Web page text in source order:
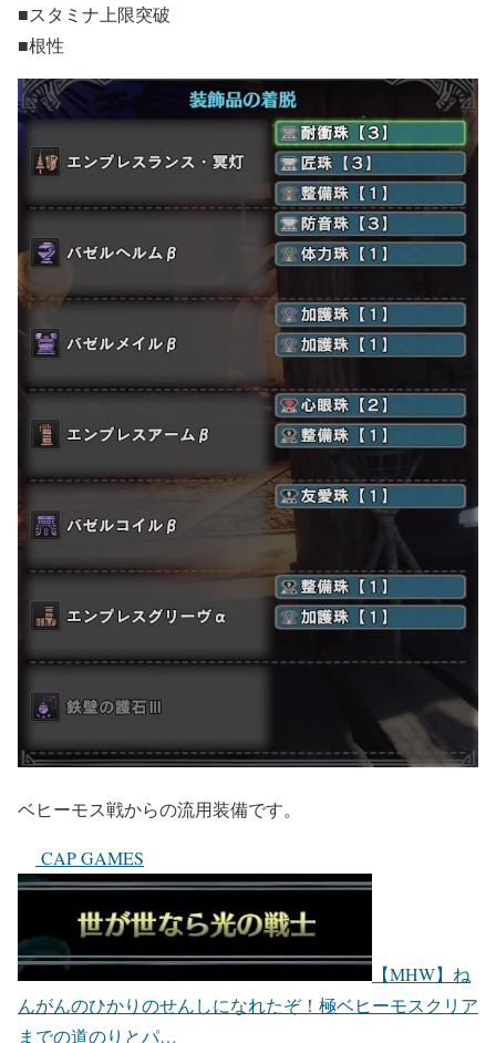
■スタミナ上限突破
■根性
ベヒーモス戦からの流用装備です。
CAP GAMES
【MHW】ね
んがんのひかりのせんしになれたぞ！極ベヒーモスクリア
までの道のりとパ…